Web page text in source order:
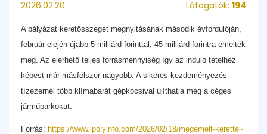
2026.02.20 Látogatók: 194
A pályázat keretösszegét megnyitásának második évfordulóján,
február elején újabb 5 milliárd forinttal, 45 milliárd forintra emelték
meg. Az elérhető teljes forrásmennyiség így az induló tételhez
képest már másfélszer nagyobb. A sikeres kezdeményezés
tízezernél több klímabarát gépkocsival újíthatja meg a céges
járműparkokat.
Forrás: https://www.ipolyinfo.com/2026/02/18/megemelt-kerettel-